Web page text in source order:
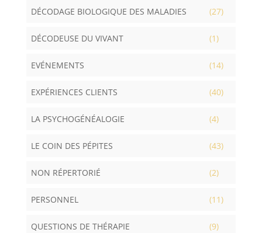
DÉCODAGE BIOLOGIQUE DES MALADIES (27)
DÉCODEUSE DU VIVANT (1)
EVÉNEMENTS (14)
EXPÉRIENCES CLIENTS (40)
LA PSYCHOGÉNÉALOGIE (4)
LE COIN DES PÉPITES (43)
NON RÉPERTORIÉ (2)
PERSONNEL (11)
QUESTIONS DE THÉRAPIE (9)